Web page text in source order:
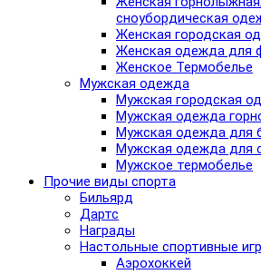
сноубордическая
Женская городская
Женская одежда для
Женское Термобелье
Мужская одежда
Мужская городская
Мужская одежда
Мужская одежда для
Мужская одежда для
Мужское термобелье
Прочие виды спорта
Бильярд
Дартс
Награды
Настольные спортивные
Аэрохоккей